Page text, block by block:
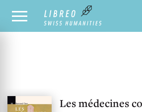
NOTRE CATALOGUE
Les médecines